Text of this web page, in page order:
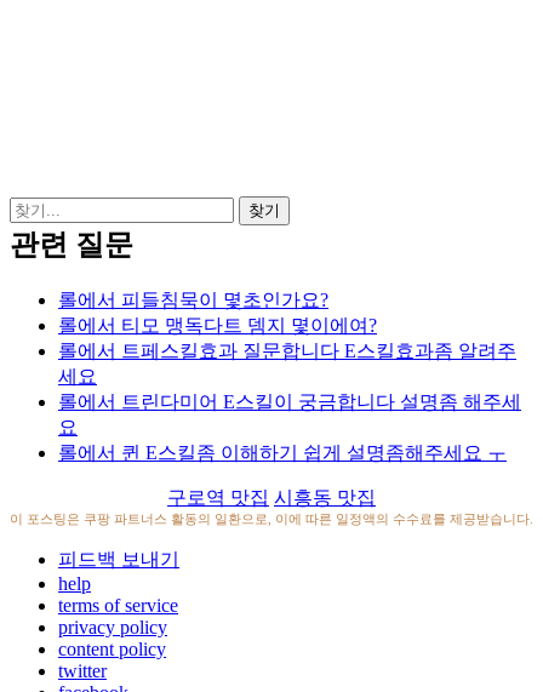
관련 질문
롤에서 피들침묵이 몇초인가요?
롤에서 티모 맹독다트 뎀지 몇이에여?
롤에서 트페스킬효과 질문합니다 E스킬효과좀 알려주
세요
롤에서 트린다미어 E스킬이 궁금합니다 설명좀 해주세
요
롤에서 퀸 E스킬좀 이해하기 쉽게 설명좀해주세요 ㅜ
구로역 맛집 시흥동 맛집
이 포스팅은 쿠팡 파트너스 활동의 일환으로, 이에 따른 일정액의 수수료를 제공받습니다.
피드백 보내기
help
terms of service
privacy policy
content policy
twitter